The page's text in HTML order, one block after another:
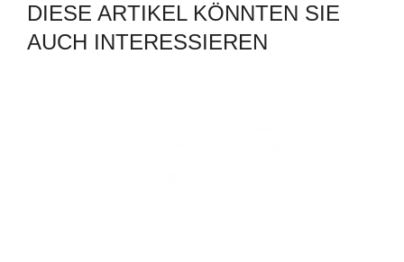
DIESE ARTIKEL KÖNNTEN SIE
AUCH INTERESSIEREN